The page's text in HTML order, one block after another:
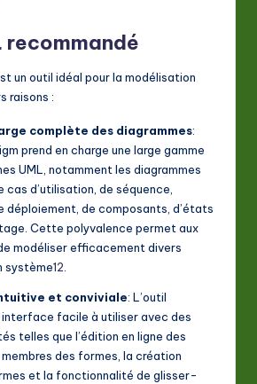
recommandé
un outil idéal pour la modélisation
raisons :
complète des diagrammes:
prend en charge une large gamme
UML, notamment les diagrammes
cas d’utilisation, de séquence,
déploiement, de composants, d’états
Cette polyvalence permet aux
modéliser efficacement divers
système12
et conviviale: L’outil
interface facile à utiliser avec des
telles que l’édition en ligne des
des formes, la création
et la fonctionnalité de glisser-